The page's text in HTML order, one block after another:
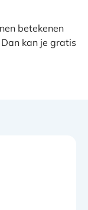
betekenen
kan je gratis